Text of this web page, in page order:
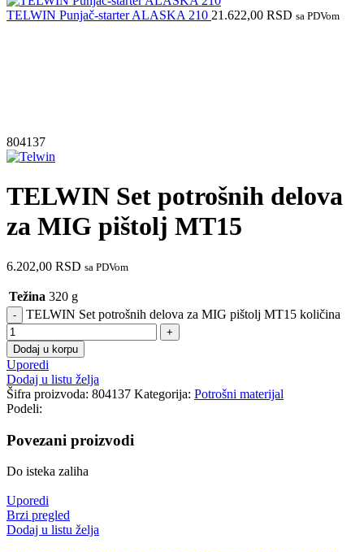
TELWIN Punjač-starter ALASKA 210 21.622,00 RSD sa PDVom
804137
TELWIN Set potrošnih delova
za MIG pištolj MT15
6.202,00 RSD sa PDVom
Težina 320 g
TELWIN Set potrošnih delova za MIG pištolj MT15 količina
Dodaj u korpu
Uporedi
Dodaj u listu želja
Šifra proizvoda: 804137 Kategorija: Potrošni materijal
Podeli:
Povezani proizvodi
Do isteka zaliha
Uporedi
Brzi pregled
Dodaj u listu želja